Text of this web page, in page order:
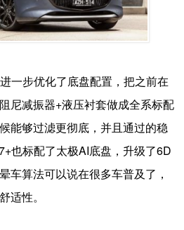
一步优化了底盘配置，把之前在
尼减振器+液压衬套做成全系标配
能够过滤更彻底，并且通过的稳
也标配了太极AI底盘，升级了6D
车算法可以说在很多车普及了，
适性。